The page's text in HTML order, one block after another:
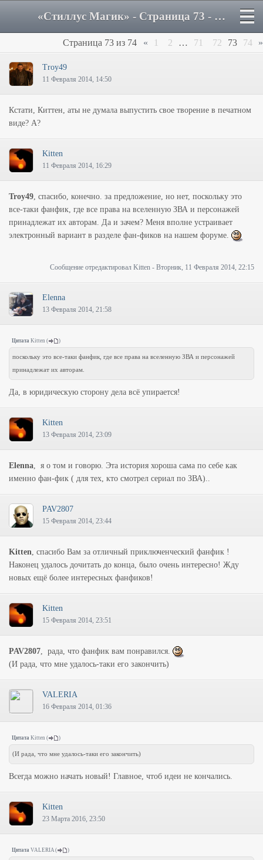
«Стиллус Магик» - Страница 73 - Форум
Страница 73 из 74 « 1 2 … 71 72 73 74 »
Troy49
11 Февраля 2014, 14:50
Кстати, Киттен, аты не думала выпустить свое творение в печатном
виде? А?
Kitten
11 Февраля 2014, 16:29
Troy49, спасибо, конечно. за предложение, но нет, поскольку это
все-таки фанфик, где все права на вселенную ЗВА и персонажей
принадлежат их авторам. Да и зачем? Меня вполне устраивает
электронный вариант в разделе фан-фиков на нашем форуме.
Сообщение отредактировал Kitten - Вторник, 11 Февраля 2014, 22:15
Elenna
13 Февраля 2014, 21:58
Цитата Kitten ( )
поскольку это все-таки фанфик, где все права на вселенную ЗВА и персонажей
принадлежат их авторам.
Да, в юридическую сторону дела всё упирается!
Kitten
13 Февраля 2014, 23:09
Elenna, я о том и говорю. Эта история хороша сама по себе как
именно фан-фик ( для тех, кто смотрел сериал по ЗВА)..
PAV2807
15 Февраля 2014, 23:44
Kitten, спасибо Вам за отличный приключенческий фанфик !
Наконец удалось дочитать до конца, было очень интересно! Жду
новых ещё более интересных фанфиков!
Kitten
15 Февраля 2014, 23:51
PAV2807, рада, что фанфик вам понравился.
(И рада, что мне удалось-таки его закончить)
VALERIA
16 Февраля 2014, 01:36
Цитата Kitten ( )
(И рада, что мне удалось-таки его закончить)
Всегда можно начать новый! Главное, чтоб идеи не кончались.
Kitten
23 Марта 2016, 23:50
Цитата VALERIA( )